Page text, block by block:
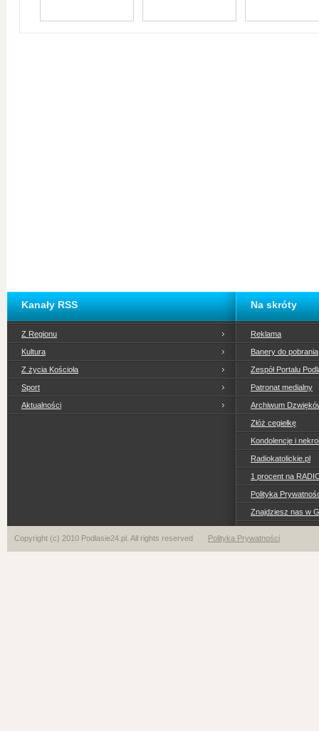
Kanały RSS
Z Regionu
Kultura
Z życia Kościoła
Sport
Aktualności
Na skróty
Reklama
Banery do pobrania
Zespół Portalu
Patronat medialny
Archiwum
Złóż cegiełkę
Kondolencje i
Radiokatolickie.pl
1 procent na
Polityka
Znajdziesz nas w
Copyright (c) 2010 Podlasie24.pl. All rights reserved Polityka Prywatności